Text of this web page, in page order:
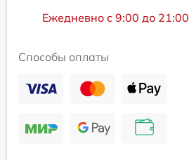
Ежедневно с 9:00 до 21:00
Способы оплаты